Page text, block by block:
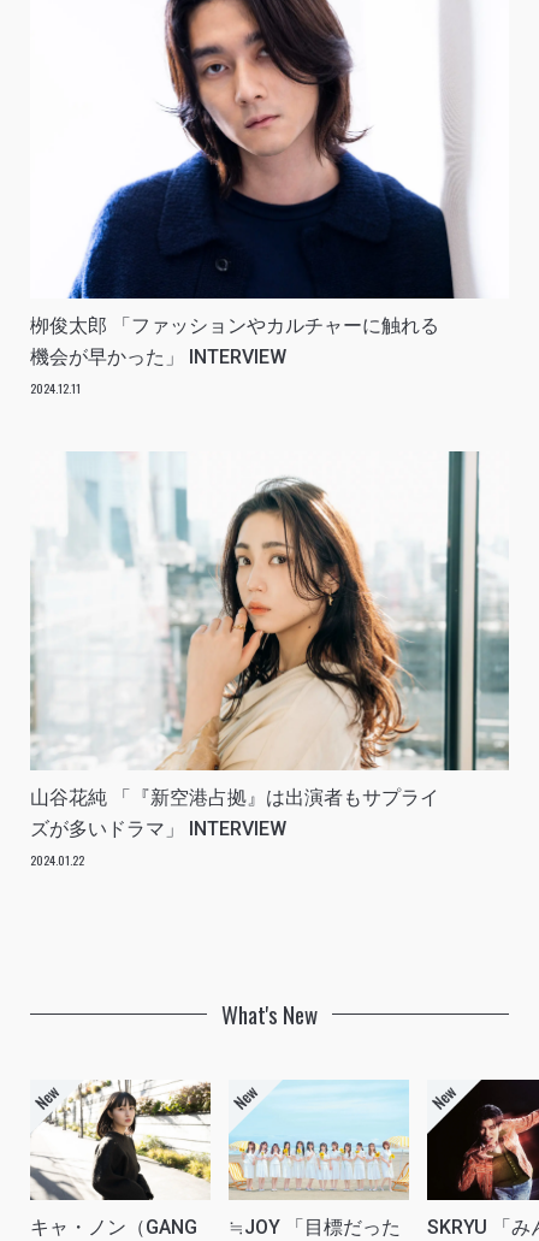
栁俊太郎 「ファッションやカルチャーに触れる
機会が早かった」 INTERVIEW
2024.12.11
山谷花純 「『新空港占拠』は出演者もサプライ
ズが多いドラマ」 INTERVIEW
2024.01.22
What's New
キャ・ノン（GANG
≒JOY 「目標だった
SKRYU 「み